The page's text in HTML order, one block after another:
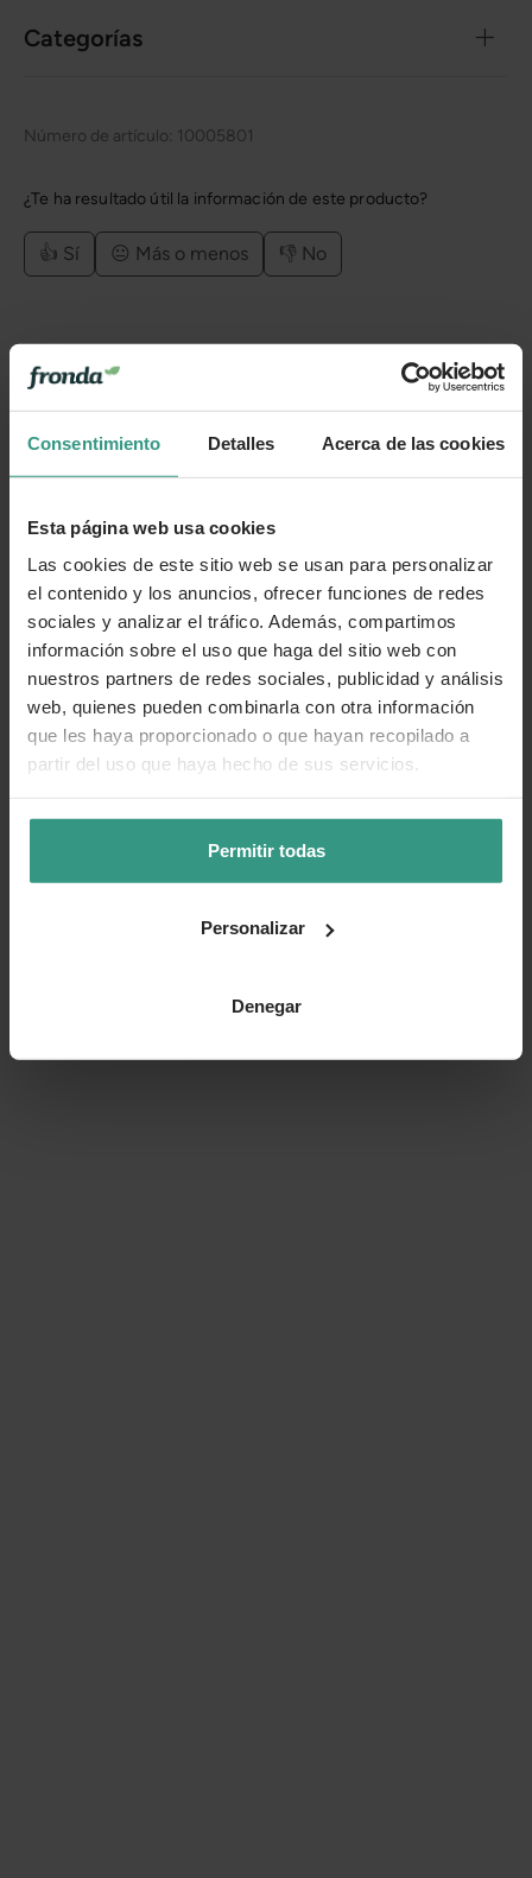
Consentimiento Detalles Acerca de las cookies
Esta página web usa cookies
Las cookies de este sitio web se usan para personalizar
el contenido y los anuncios, ofrecer funciones de redes
sociales y analizar el tráfico. Además, compartimos
información sobre el uso que haga del sitio web con
nuestros partners de redes sociales, publicidad y análisis
web, quienes pueden combinarla con otra información
que les haya proporcionado o que hayan recopilado a
partir del uso que haya hecho de sus servicios.
Permitir todas
Personalizar
Denegar
Categorías
Número de artículo: 10005801
¿Te ha resultado útil la información de este producto?
👍 Sí 😐 Más o menos 👎 No